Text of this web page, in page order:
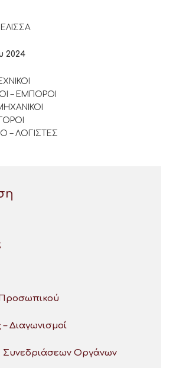
2024
– ΕΜΠΟΡΟΙ
– ΛΟΓΙΣΤΕΣ
Διαγωνισμοί
Συνεδριάσεων Οργάνων